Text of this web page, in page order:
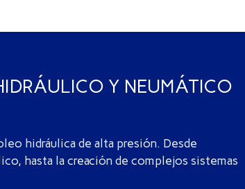
Y NEUMÁTICO
hidráulica de alta presión. Desde
hasta la creación de complejos sistemas